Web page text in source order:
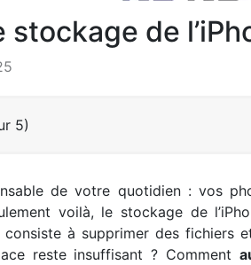
de
5)
de votre quotidien : vos
voilà, le stockage de
à supprimer des fichiers
reste insuffisant ? Comment